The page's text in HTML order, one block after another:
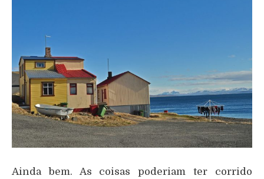
Ainda bem. As coisas poderiam ter corrido